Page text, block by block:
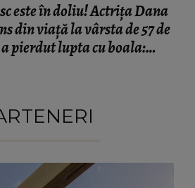
este în doliu! Actrița Dana
din viață la vârsta de 57 de
pierdut lupta cu boala: